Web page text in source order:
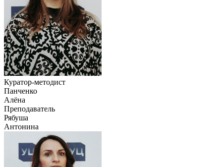
Куратор-методист
Панченко
Алёна
Преподаватель
Рябуша
Антонина